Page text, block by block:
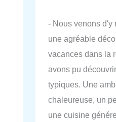
- Nous venons d'y
une agréable
vacances dans la
avons pu
typiques. Une
chaleureuse, un
une cuisine